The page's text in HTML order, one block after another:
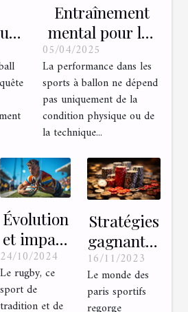
Entraînement
mental pour les
sports à ballon
Techniques et
bénéfices
05/04/2025
La performance dans les
sports à ballon ne dépend
pas uniquement de la
condition physique ou de
la technique...
Évolution
et impact
des règles
modifiées
dans le
24/10/2024
Le rugby, ce
sport de
tradition et de
Stratégies
gagnantes
pour les
paris
simples
16/11/2023
Le monde des
paris sportifs